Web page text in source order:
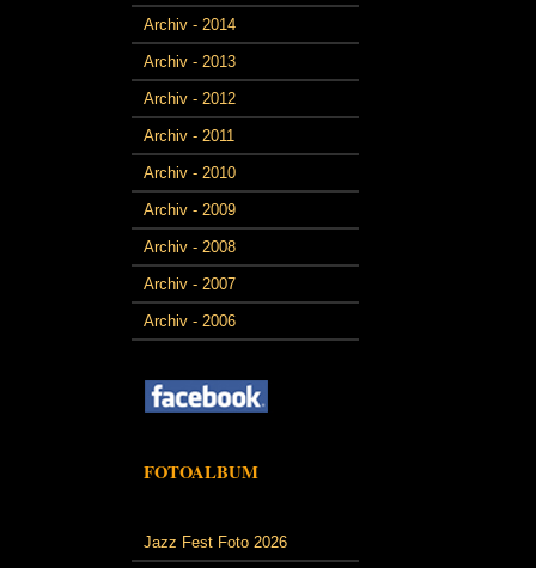
Archiv - 2014
Archiv - 2013
Archiv - 2012
Archiv - 2011
Archiv - 2010
Archiv - 2009
Archiv - 2008
Archiv - 2007
Archiv - 2006
FOTOALBUM
Jazz Fest Foto 2026